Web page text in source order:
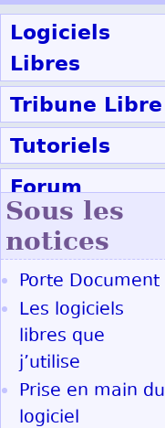
Logiciels
Libres
Tribune Libre
Tutoriels
Forum
Participer
Sous les
notices
Porte Document
Les logiciels
libres que
j’utilise
Prise en main du
logiciel